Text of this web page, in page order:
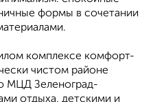
формы в сочетании
комплексе комфорт-
чистом районе
МЦД Зеленоград-
отдыха, детскими и